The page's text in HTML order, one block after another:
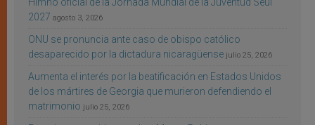
Himno oficial de la Jornada Mundial de la Juventud Seúl
2027 agosto 3, 2026
ONU se pronuncia ante caso de obispo católico
desaparecido por la dictadura nicaragüense julio 25, 2026
Aumenta el interés por la beatificación en Estados Unidos
de los mártires de Georgia que murieron defendiendo el
matrimonio julio 25, 2026